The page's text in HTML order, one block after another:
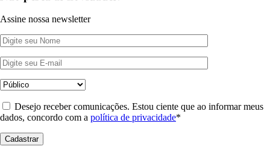
Assine nossa newsletter
Desejo receber comunicações. Estou ciente que ao informar meus
dados, concordo com a política de privacidade*